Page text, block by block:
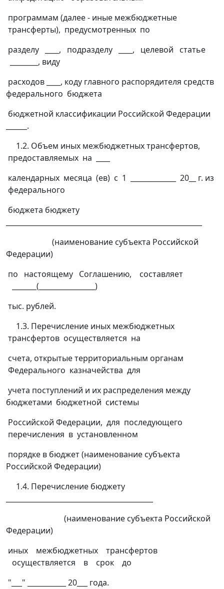
программам (далее - иные межбюджетные
трансферты), предусмотренных по
разделу ____, подразделу ____, целевой статье
________, виду
расходов ____, коду главного распорядителя средств
федерального бюджета
бюджетной классификации Российской Федерации
______.
1.2. Объем иных межбюджетных трансфертов,
предоставляемых на ____
календарных месяца (ев) с 1 _____________ 20__ г. из
федерального
бюджета бюджету
(наименование субъекта Российской
Федерации)
по настоящему Соглашению, составляет
_______(________________)
тыс. рублей.
1.3. Перечисление иных межбюджетных
трансфертов осуществляется на
счета, открытые территориальным органам
Федерального казначейства для
учета поступлений и их распределения между
бюджетами бюджетной системы
Российской Федерации, для последующего
перечисления в установленном
порядке в бюджет (наименование субъекта
Российской Федерации)
1.4. Перечисление бюджету
(наименование субъекта Российской
Федерации)
иных межбюджетных трансфертов
осуществляется в срок до
"___" ___________ 20___ года.